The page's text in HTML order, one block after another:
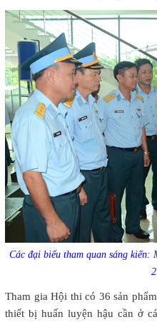
Các đại biểu tham quan sáng kiến:
Tham gia Hội thi có 36 sản
thiết bị huấn luyện hậu cần ở